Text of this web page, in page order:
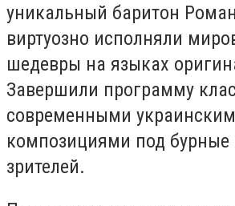
уникальный баритон
виртуозно исполняли
шедевры на языках
Завершили программу
современными
композициями под бурные
зрителей.